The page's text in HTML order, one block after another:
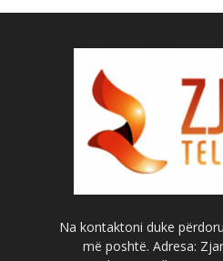
Na kontaktoni duke
më poshtë. Adresa: